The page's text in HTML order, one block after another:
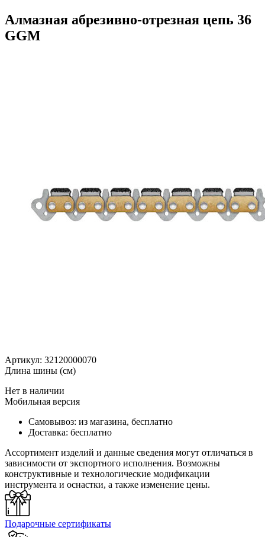
Алмазная абрезивно-отрезная цепь 36
GGM
Артикул: 32120000070
Длина шины (см)
Нет в наличии
Мобильная версия
Самовывоз: из магазина, бесплатно
Доставка: бесплатно
Ассортимент изделий и данные сведения могут отличаться в
зависимости от экспортного исполнения. Возможны
конструктивные и технологические модификации
инструмента и оснастки, а также изменение цены.
Подарочные сертификаты